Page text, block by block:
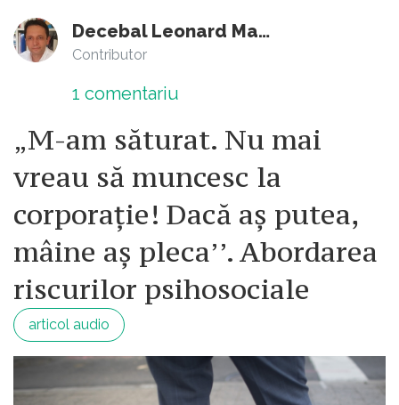
Decebal Leonard Marin
Contributor
1 comentariu
„M-am săturat. Nu mai
vreau să muncesc la
corporație! Dacă aș putea,
mâine aș pleca’’. Abordarea
riscurilor psihosociale
articol audio